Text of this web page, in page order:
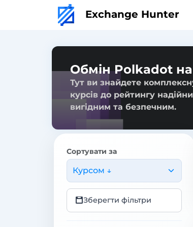
Exchange Hunter
Обмін Polkadot
Тут ви знайдете
курсів до рейтингу
вигідним та безпечним.
Сортувати за
Курсом ↓
Зберегти фільтри